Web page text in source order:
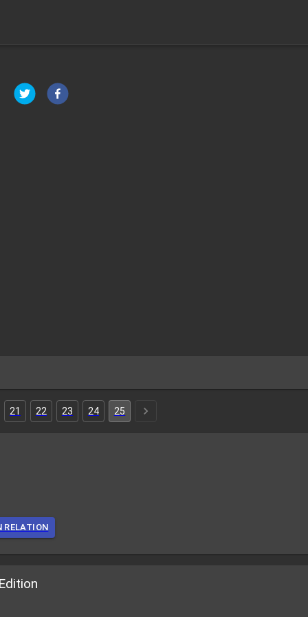
21 22 23 24 25
RELATION